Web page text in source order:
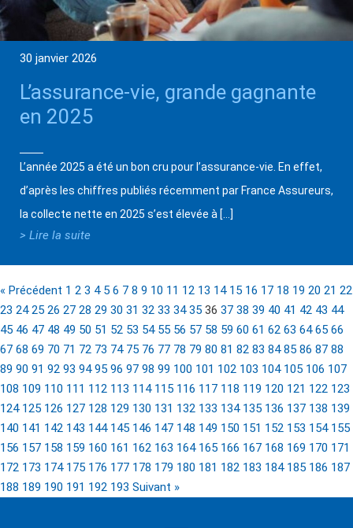
30 janvier 2026
L’assurance-vie, grande gagnante
en 2025
L’année 2025 a été un bon cru pour l’assurance-vie. En effet,
d’après les chiffres publiés récemment par France Assureurs,
la collecte nette en 2025 s’est élevée à […]
> Lire la suite
« Précédent 1 2 3 4 5 6 7 8 9 10 11 12 13 14 15 16 17 18 19 20 21 22
23 24 25 26 27 28 29 30 31 32 33 34 35 36 37 38 39 40 41 42 43 44
45 46 47 48 49 50 51 52 53 54 55 56 57 58 59 60 61 62 63 64 65 66
67 68 69 70 71 72 73 74 75 76 77 78 79 80 81 82 83 84 85 86 87 88
89 90 91 92 93 94 95 96 97 98 99 100 101 102 103 104 105 106 107
108 109 110 111 112 113 114 115 116 117 118 119 120 121 122 123
124 125 126 127 128 129 130 131 132 133 134 135 136 137 138 139
140 141 142 143 144 145 146 147 148 149 150 151 152 153 154 155
156 157 158 159 160 161 162 163 164 165 166 167 168 169 170 171
172 173 174 175 176 177 178 179 180 181 182 183 184 185 186 187
188 189 190 191 192 193 Suivant »